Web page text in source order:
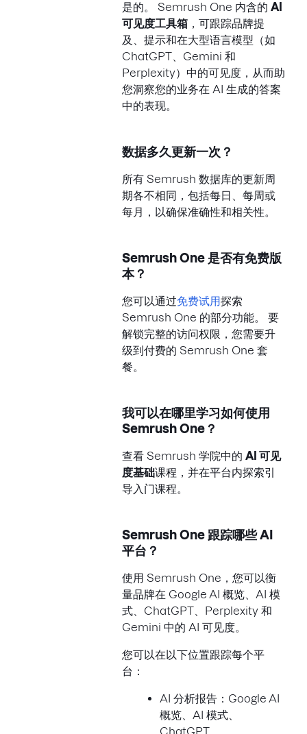
是的。 Semrush One 内含的 AI
可见度工具箱 ，可跟踪品牌提
及、提示和在大型语言模型（如
ChatGPT、Gemini 和
Perplexity）中的可见度，从而助
您洞察您的业务在 AI 生成的答案
中的表现。
数据多久更新一次？
所有 Semrush 数据库的更新周
期各不相同，包括每日、每周或
每月，以确保准确性和相关性。
Semrush One 是否有免费版
本？
您可以通过免费试用探索
Semrush One 的部分功能。 要
解锁完整的访问权限，您需要升
级到付费的 Semrush One 套
餐。
我可以在哪里学习如何使用
Semrush One？
查看 Semrush 学院中的 AI 可见
度基础课程，并在平台内探索引
导入门课程。
Semrush One 跟踪哪些 AI
平台？
使用 Semrush One，您可以衡
量品牌在 Google AI 概览、AI 模
式、ChatGPT、Perplexity 和
Gemini 中的 AI 可见度。
您可以在以下位置跟踪每个平
台：
AI 分析报告：Google AI
概览、AI 模式、
ChatGPT